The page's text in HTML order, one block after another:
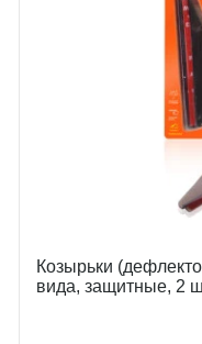
Козырьки
вида, защитные, 2